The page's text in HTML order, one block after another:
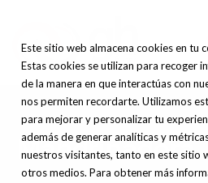
Este sitio web almacena cookies en tu
Estas cookies se utilizan para recoger
de la manera en que interactúas con
nos permiten recordarte. Utilizamos
para mejorar y personalizar tu
además de generar analíticas y
nuestros visitantes, tanto en este sitio
otros medios. Para obtener más
Mandrinadora